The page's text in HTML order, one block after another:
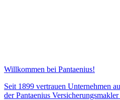
Willkommen bei Pantaenius!
Seit 1899 vertrauen Unternehmen
der Pantaenius